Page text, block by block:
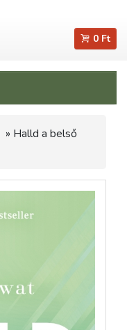
0 Ft
» Halld a belső